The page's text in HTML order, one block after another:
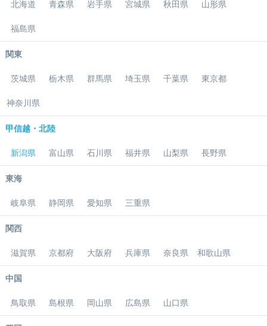
北海道 青森県 岩手県 宮城県 秋田県 山形県
福島県
関東
茨城県 栃木県 群馬県 埼玉県 千葉県 東京都
神奈川県
甲信越・北陸
新潟県 富山県 石川県 福井県 山梨県 長野県
東海
岐阜県 静岡県 愛知県 三重県
関西
滋賀県 京都府 大阪府 兵庫県 奈良県 和歌山県
中国
鳥取県 島根県 岡山県 広島県 山口県